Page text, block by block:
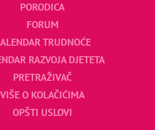
PORODICA
FORUM
TRUDNOĆE
RAZVOJA DJETETA
PRETRAŽIVAČ
VIŠE O KOLAČIĆIMA
OPŠTI USLOVI